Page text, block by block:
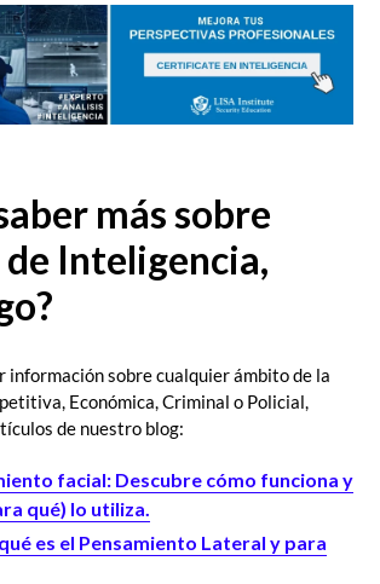
más sobre
Inteligencia,
información sobre cualquier ámbito de la
Económica, Criminal o Policial,
de nuestro blog:
facial: Descubre cómo funciona y
qué) lo utiliza.
es el Pensamiento Lateral y para